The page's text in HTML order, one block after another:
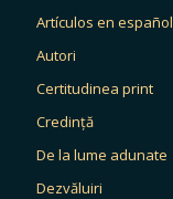
Artículos en español
Autori
Certitudinea print
Credință
De la lume adunate
Dezvăluiri